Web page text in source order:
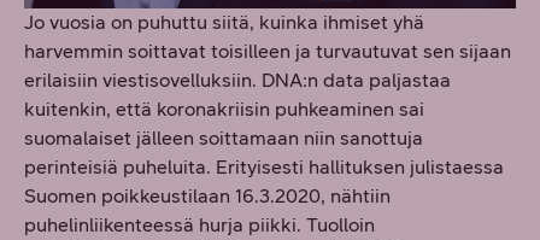
Jo vuosia on puhuttu siitä, kuinka ihmiset yhä
harvemmin soittavat toisilleen ja turvautuvat sen sijaan
erilaisiin viestisovelluksiin. DNA:n data paljastaa
kuitenkin, että koronakriisin puhkeaminen sai
suomalaiset jälleen soittamaan niin sanottuja
perinteisiä puheluita. Erityisesti hallituksen julistaessa
Suomen poikkeustilaan 16.3.2020, nähtiin
puhelinliikenteessä hurja piikki. Tuolloin